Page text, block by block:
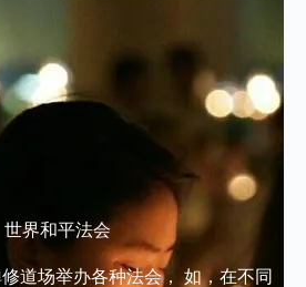
世界和平法会
道场举办各种法会， 如，在不同